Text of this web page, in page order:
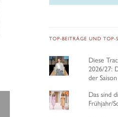
TOP-BEITRÄGE UND TOP-
Diese
2026/27:
der
Das sind
Frühjahr/